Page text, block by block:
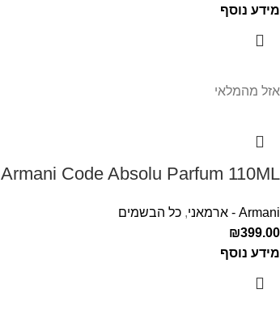
מידע נוסף
אזל מהמלאי
Armani Code Absolu Parfum 110ML בושם ארמני קוד אבסולו לגבר
Armani - ארמאני , כל הבשמים
₪399.00
מידע נוסף